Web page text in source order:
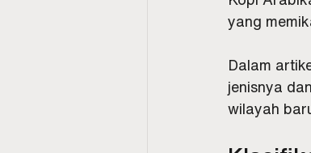
yang
Dalam
jenisnya
wilayah